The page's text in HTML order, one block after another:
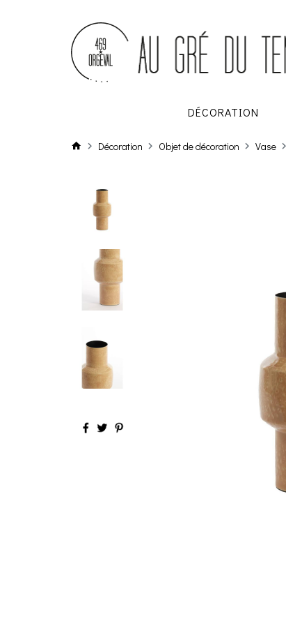
DÉCORATION
Décoration Objet de décoration Vase